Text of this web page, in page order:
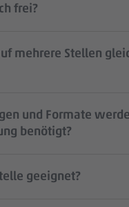
frei?
mehrere Stellen
und Formate
benötigt?
geeignet?